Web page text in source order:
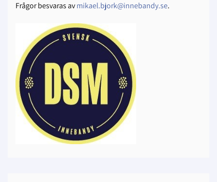
Frågor besvaras avmikael.bjork@innebandy.se.